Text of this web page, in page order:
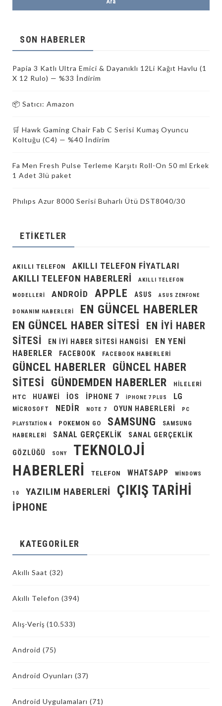
SON HABERLER
Papia 3 Katlı Ultra Emici & Dayanıklı 12Li Kağıt Havlu (1
X 12 Rulo) — %33 İndirim
📦 Satıcı: Amazon
🛒 Hawk Gaming Chair Fab C Serisi Kumaş Oyuncu
Koltuğu (C4) — %40 İndirim
Fa Men Fresh Pulse Terleme Karşıtı Roll-On 50 ml Erkek
1 Adet 3lü paket
Phılıps Azur 8000 Serisi Buharlı Ütü DST8040/30
ETIKETLER
AKILLI TELEFON AKILLI TELEFON FIYATLARI
AKILLI TELEFON HABERLERI AKILLI TELEFON
MODELLERI ANDROID APPLE ASUS ASUS ZENFONE
DONANIM HABERLERI EN GÜNCEL HABERLER
EN GÜNCEL HABER SITESI
EN IYI HABER
SITESI
EN IYI HABER SITESI HANGISI
EN YENI
HABERLER
FACEBOOK FACEBOOK HABERLERI
GÜNCEL HABERLER
GÜNCEL HABER
SITESI
GÜNDEMDEN HABERLER
HILELERI
HTC
HUAWEI IOS IPHONE 7 IPHONE 7 PLUS LG
MICROSOFT NEDIR NOTE 7 OYUN HABERLERI PC
PLAYSTATION 4 POKEMON GO SAMSUNG
SAMSUNG
HABERLERI
SANAL GERÇEKLIK SANAL GERÇEKLIK
GÖZLÜĞÜ SONY
TEKNOLOJI
HABERLERI
TELEFON WHATSAPP WINDOWS
10 YAZILIM HABERLERI ÇIKIŞ TARIHI
İPHONE
KATEGORILER
Akıllı Saat (32)
Akıllı Telefon (394)
Alış-Veriş (10.533)
Android (75)
Android Oyunları (37)
Android Uygulamaları (71)